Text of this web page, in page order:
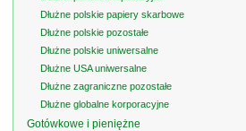
Dłużne polskie papiery skarbowe
Dłużne polskie pozostałe
Dłużne polskie uniwersalne
Dłużne USA uniwersalne
Dłużne zagraniczne pozostałe
Dłużne globalne korporacyjne
Gotówkowe i pieniężne